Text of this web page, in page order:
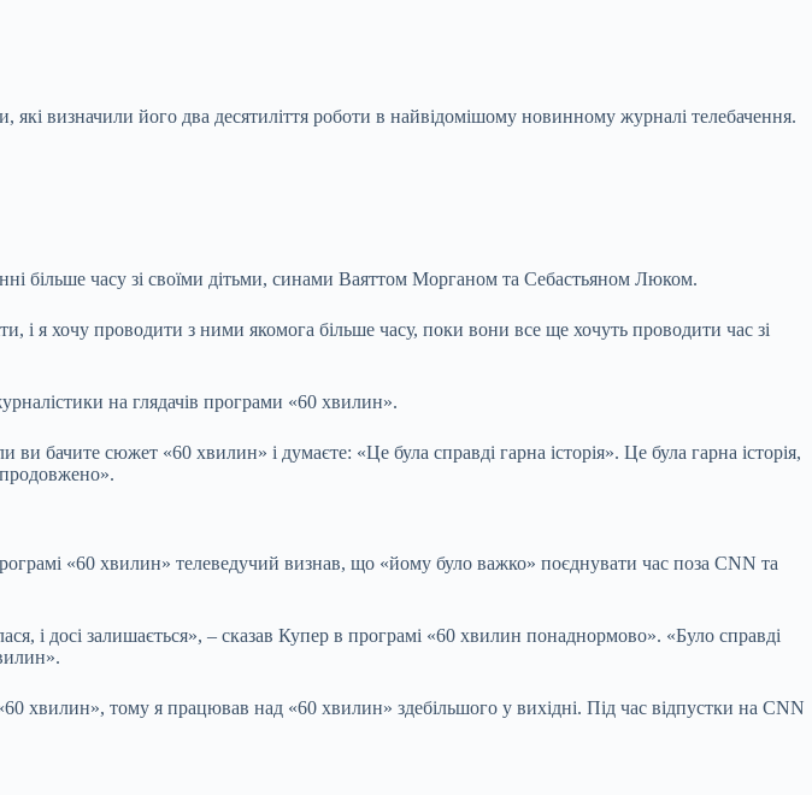
визначили його два десятиліття роботи в найвідомішому новинному журналі телебачення.
більше часу зі своїми дітьми, синами Ваяттом Морганом та Себастьяном Люком.
і я хочу проводити з ними якомога більше часу, поки вони все ще хочуть проводити час зі
на глядачів програми «60 хвилин».
бачите сюжет «60 хвилин» і думаєте: «Це була справді гарна історія». Це була гарна історія,
«60 хвилин» телеведучий визнав, що «йому було важко» поєднувати час поза CNN та
і досі залишається», – сказав Купер в програмі «60 хвилин понаднормово». «Було справді
хвилин», тому я працював над «60 хвилин» здебільшого у вихідні. Під час відпустки на CNN